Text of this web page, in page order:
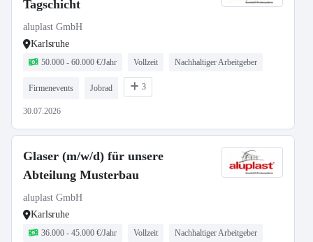
Tagschicht
aluplast GmbH
Karlsruhe
50.000 - 60.000 €/Jahr Vollzeit Nachhaltiger Arbeitgeber
Firmenevents Jobrad 3
30.07.2026
Glaser (m/w/d) für unsere
Abteilung Musterbau
aluplast GmbH
Karlsruhe
36.000 - 45.000 €/Jahr Vollzeit Nachhaltiger Arbeitgeber